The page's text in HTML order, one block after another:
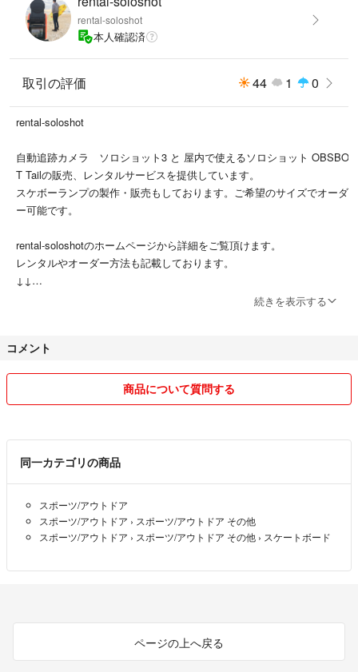
②屋外でも劣化しにくい
滑走面にNFボードという高価で耐摩耗性、耐水性に優れた板を採用して
おります。これにより、屋外でも劣化しにくく、よく見るベニヤが水を吸
ってふやけて剥がれる、みたいな事はありません。多くのショップ、パー
クで採用されております。
材木店のプロがカットしていますので仕上がりが綺麗でバリ等もありませ
ん。
購入を検討の方はrental-soloshotのホームページで組み立て方の動画を公
開していますので参考にしてください。
ハンドメイドの為、多少のビス浮きや寸法の差異、傷、汚れ等あります。
商品破損時の補償や使用による怪我や事故の補償ありません。
あくまで購入者様の自己責任でご利用ください。
#サーフスケート
#スケートボード
#サーフィン
#ソロショット
rental-soloshot
本人確認済
取引の評価 44 1 0
rental-soloshot
自動追跡カメラ ソロショット3 と 屋内で使えるソロショット OBSBO
T Tailの販売、レンタルサービスを提供しています。
スケボーランプの製作・販売もしております。ご希望のサイズでオーダ
ー可能です。
rental-soloshotのホームページから詳細をご覧頂けます。
レンタルやオーダー方法も記載しております。
↓↓
続きを表示する
コメント
商品について質問する
同一カテゴリの商品
スポーツ/アウトドア
スポーツ/アウトドア › スポーツ/アウトドア その他
スポーツ/アウトドア › スポーツ/アウトドア その他 › スケートボード
ページの上へ戻る